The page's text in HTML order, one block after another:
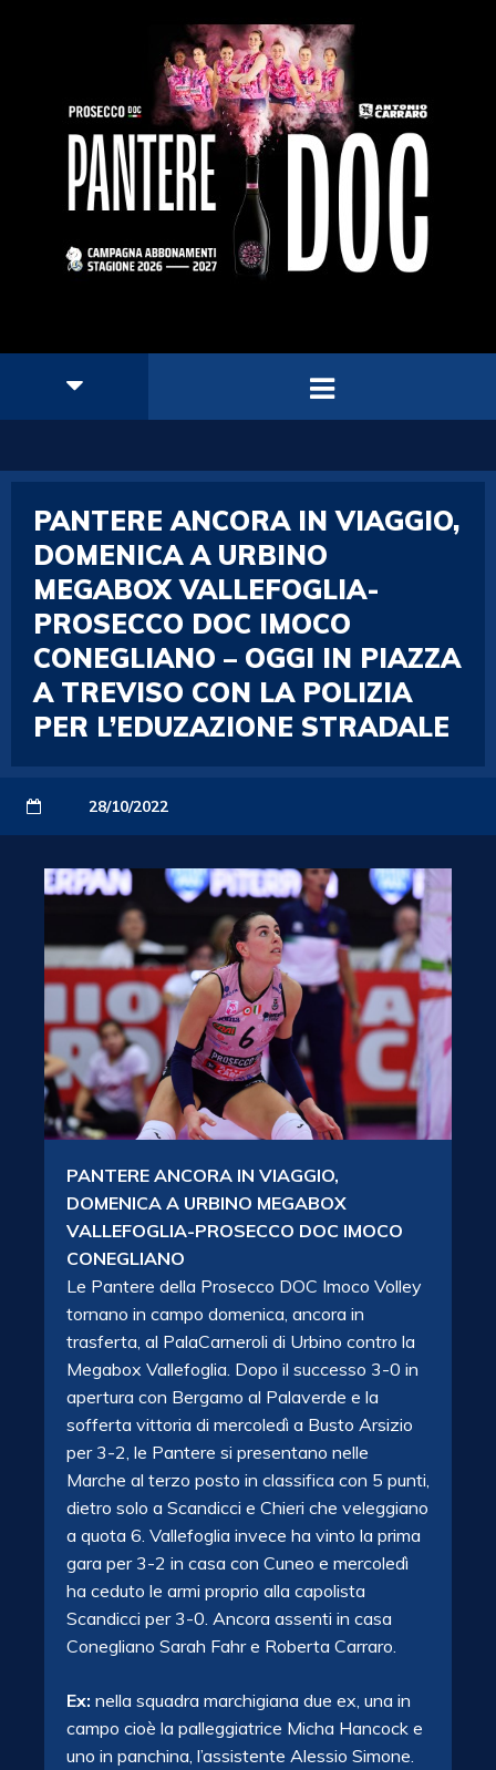
PANTERE ANCORA IN VIAGGIO,
DOMENICA A URBINO
MEGABOX VALLEFOGLIA-
PROSECCO DOC IMOCO
CONEGLIANO – OGGI IN PIAZZA
A TREVISO CON LA POLIZIA
PER L’EDUZAZIONE STRADALE
28/10/2022
PANTERE ANCORA IN VIAGGIO,
DOMENICA A URBINO MEGABOX
VALLEFOGLIA-PROSECCO DOC IMOCO
CONEGLIANO
Le Pantere della Prosecco DOC Imoco Volley
tornano in campo domenica, ancora in
trasferta, al PalaCarneroli di Urbino contro la
Megabox Vallefoglia. Dopo il successo 3-0 in
apertura con Bergamo al Palaverde e la
sofferta vittoria di mercoledì a Busto Arsizio
per 3-2, le Pantere si presentano nelle
Marche al terzo posto in classifica con 5 punti,
dietro solo a Scandicci e Chieri che veleggiano
a quota 6. Vallefoglia invece ha vinto la prima
gara per 3-2 in casa con Cuneo e mercoledì
ha ceduto le armi proprio alla capolista
Scandicci per 3-0. Ancora assenti in casa
Conegliano Sarah Fahr e Roberta Carraro.
Ex: nella squadra marchigiana due ex, una in
campo cioè la palleggiatrice Micha Hancock e
uno in panchina, l’assistente Alessio Simone.